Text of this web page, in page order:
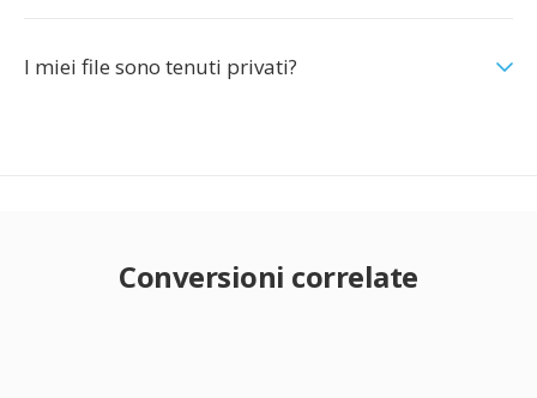
I miei file sono tenuti privati?
Conversioni correlate